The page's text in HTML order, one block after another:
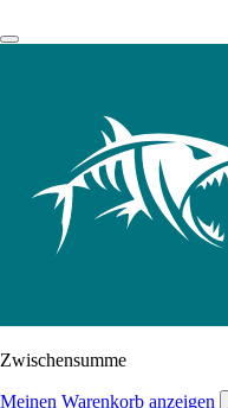
Zwischensumme
Meinen Warenkorb anzeigen